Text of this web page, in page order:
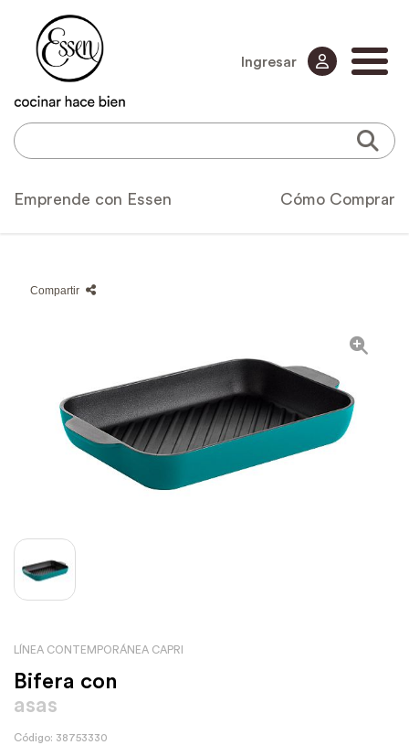
Ingresar
Emprende con Essen Cómo Comprar
Compartir
LÍNEA CONTEMPORÁNEA CAPRI
Bifera con
asas
Código: 38753330